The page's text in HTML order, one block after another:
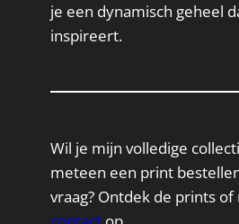
je een dynamisch geheel
inspireert.
Wil je mijn volledige
meteen een print
vraag? Ontdek de prints